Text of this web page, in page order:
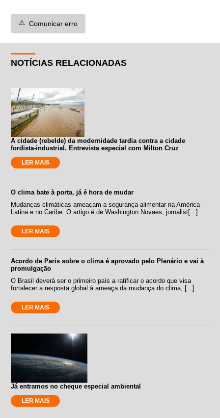
⚠️ Comunicar erro
NOTÍCIAS RELACIONADAS
A cidade (rebelde) da modernidade tardia contra a cidade
fordista-industrial. Entrevista especial com Milton Cruz
LER MAIS
O clima bate à porta, já é hora de mudar
Mudanças climáticas ameaçam a segurança alimentar na América
Latina e no Caribe. O artigo é de Washington Novaes, jornalist[...]
LER MAIS
Acordo de Paris sobre o clima é aprovado pelo Plenário e vai à
promulgação
O Brasil deverá ser o primeiro país a ratificar o acordo que visa
fortalecer a resposta global à ameaça da mudança do clima, [...]
LER MAIS
Já entramos no cheque especial ambiental
LER MAIS